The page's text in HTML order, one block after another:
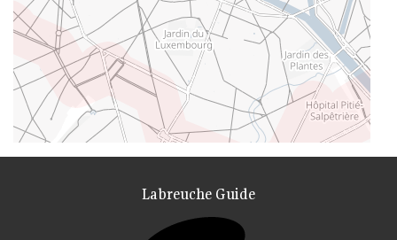
Labreuche Guide